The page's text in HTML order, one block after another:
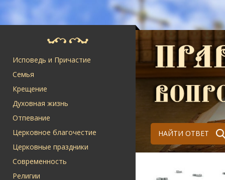
Исповедь и Причастие
Семья
Крещение
Духовная жизнь
Отпевание
Церковное благочестие
Церковные праздники
Современность
Религии
НАЙТИ ОТВЕТ